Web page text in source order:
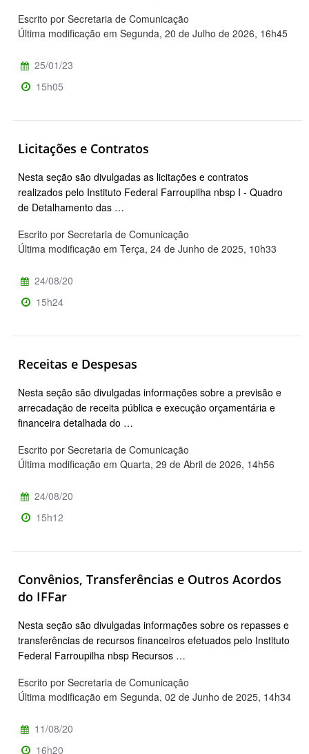
Escrito por Secretaria de Comunicação
Última modificação em Segunda, 20 de Julho de 2026, 16h45
25/01/23
15h05
Licitações e Contratos
Nesta seção são divulgadas as licitações e contratos
realizados pelo Instituto Federal Farroupilha nbsp I - Quadro
de Detalhamento das …
Escrito por Secretaria de Comunicação
Última modificação em Terça, 24 de Junho de 2025, 10h33
24/08/20
15h24
Receitas e Despesas
Nesta seção são divulgadas informações sobre a previsão e
arrecadação de receita pública e execução orçamentária e
financeira detalhada do …
Escrito por Secretaria de Comunicação
Última modificação em Quarta, 29 de Abril de 2026, 14h56
24/08/20
15h12
Convênios, Transferências e Outros Acordos
do IFFar
Nesta seção são divulgadas informações sobre os repasses e
transferências de recursos financeiros efetuados pelo Instituto
Federal Farroupilha nbsp Recursos …
Escrito por Secretaria de Comunicação
Última modificação em Segunda, 02 de Junho de 2025, 14h34
11/08/20
16h20